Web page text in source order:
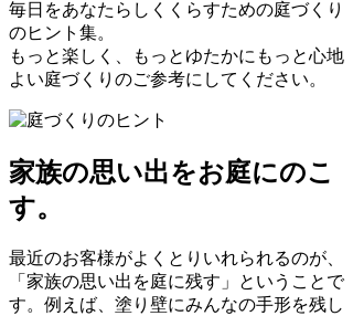
毎日をあなたらしくくらすための庭づくり
のヒント集。
もっと楽しく、もっとゆたかにもっと心地
よい庭づくりのご参考にしてください。
家族の思い出をお庭にのこ
す。
最近のお客様がよくとりいれられるのが、
「家族の思い出を庭に残す」ということで
す。例えば、塗り壁にみんなの手形を残し